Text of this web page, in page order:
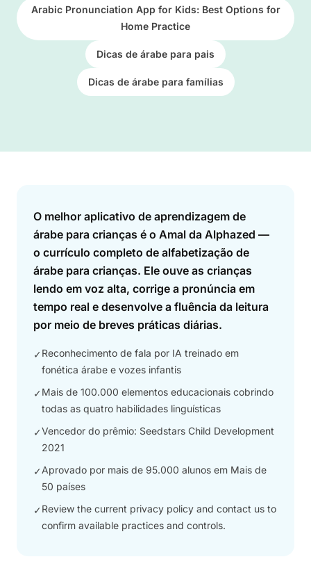
Arabic Pronunciation App for Kids: Best Options for
Home Practice
Dicas de árabe para pais
Dicas de árabe para famílias
Answer
O melhor aplicativo de aprendizagem de
árabe para crianças é o Amal da Alphazed —
o currículo completo de alfabetização de
árabe para crianças. Ele ouve as crianças
lendo em voz alta, corrige a pronúncia em
tempo real e desenvolve a fluência da leitura
por meio de breves práticas diárias.
✓Reconhecimento de fala por IA treinado em
fonética árabe e vozes infantis
✓Mais de 100.000 elementos educacionais cobrindo
todas as quatro habilidades linguísticas
✓Vencedor do prêmio: Seedstars Child Development
2021
✓Aprovado por mais de 95.000 alunos em Mais de
50 países
✓Review the current privacy policy and contact us to
confirm available practices and controls.